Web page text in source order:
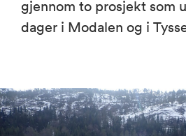
gjennom to prosjekt som
dager i Modalen og i